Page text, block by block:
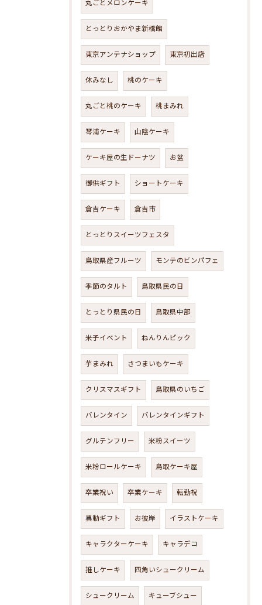
丸ごとメロンケーキ
とっとりおかやま新橋館
東京アンテナショップ 東京初出店
休みなし 桃のケーキ
丸ごと桃のケーキ 桃まみれ
琴浦ケーキ 山陰ケーキ
ケーキ屋の生ドーナツ お盆
御供ギフト ショートケーキ
倉吉ケーキ 倉吉市
とっとりスイーツフェスタ
鳥取県産フルーツ モンテのビンパフェ
季節のタルト 鳥取県民の日
とっとり県民の日 鳥取県中部
米子イベント ねんりんピック
芋まみれ さつまいもケーキ
クリスマスギフト 鳥取県のいちご
バレンタイン バレンタインギフト
グルテンフリー 米粉スイーツ
米粉ロールケーキ 鳥取ケーキ屋
卒業祝い 卒業ケーキ 転勤祝
異動ギフト お彼岸 イラストケーキ
キャラクターケーキ キャラデコ
推しケーキ 四角いシュークリーム
シュークリーム キューブシュー